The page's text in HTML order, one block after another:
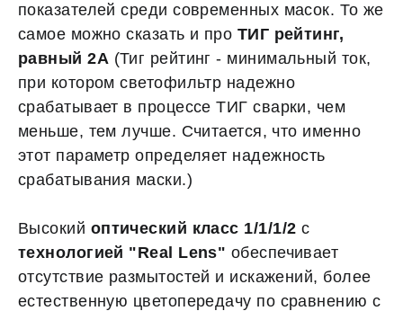
показателей среди современных масок. То же
самое можно сказать и про ТИГ рейтинг,
равный 2А (Тиг рейтинг - минимальный ток,
при котором светофильтр надежно
срабатывает в процессе ТИГ сварки, чем
меньше, тем лучше. Считается, что именно
этот параметр определяет надежность
срабатывания маски.)
Высокий оптический класс 1/1/1/2 с
технологией "Real Lens" обеспечивает
отсутствие размытостей и искажений, более
естественную цветопередачу по сравнению с